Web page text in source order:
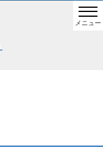
メニュー